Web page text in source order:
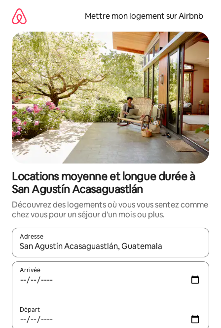
directement
contenu
Mettre mon logement sur Airbnb
Locations moyenne et longue durée à
San Agustín Acasaguastlán
Découvrez des logements où vous vous sentez comme
chez vous pour un séjour d'un mois ou plus.
Adresse
Lorsque les résultats s'affichent, utilisez les flèches vers le
Arrivée
Départ